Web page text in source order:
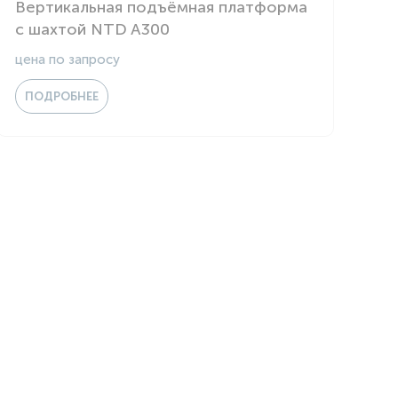
Вертикальная подъёмная платформа
с шахтой NTD A300
цена по запросу
ПОДРОБНЕЕ